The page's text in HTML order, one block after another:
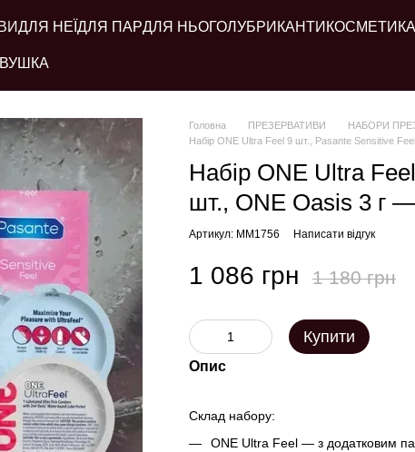
ДЛЯ НЕЇ ДЛЯ ПАРДЛЯ НЬОГОЛУБРИКАНТИ КОСМЕТИКА
Головна ПРЕЗЕРВАТИВИ НАБОРИ
Набір ONE Ultra Feel 9 шт., Pasante Sensitive
Набір ONE Ultra
шт., ONE Oasis 3 г
Артикул: MM1756 Написати відгук
1 086 грн 1 180 грн
Купити
Опис
Склад набору:
ONE Ultra Feel — з додатковим